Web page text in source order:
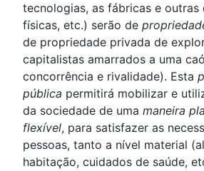
tecnologias, as fábricas e outras
físicas, etc.) serão de
de propriedade privada de
capitalistas amarrados a uma
concorrência e rivalidade). Esta
pública permitirá mobilizar e
da sociedade de uma maneira
flexível, para satisfazer as
pessoas, tanto a nível material
habitação, cuidados de saúde,